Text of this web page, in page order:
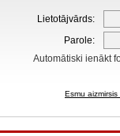
Lietotājvārds:
Parole:
Automātiski ienākt
Esmu